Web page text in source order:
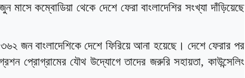
কম্বোডিয়া থেকে দেশে ফেরা বাংলাদেশির সংখ্যা দাঁড়িয়েছে
জন বাংলাদেশিকে দেশে ফিরিয়ে আনা হয়েছে। দেশে ফেরার পর
প্রোগ্রামের যৌথ উদ্যোগে তাদের জরুরি সহায়তা, কাউন্সেলিং